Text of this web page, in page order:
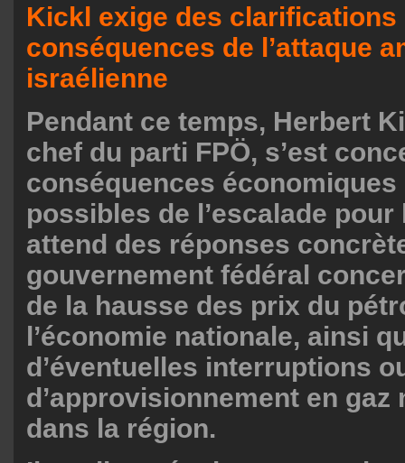
Kickl exige des clarifications
conséquences de l’attaque
israélienne
Pendant ce temps, Herbert
chef du parti FPÖ, s’est
conséquences
possibles de l’escalade pour
attend des réponses
gouvernement fédéral
de la hausse des prix du
l’économie nationale, ainsi
d’éventuelles interruptions
d’approvisionnement en gaz
dans la région.